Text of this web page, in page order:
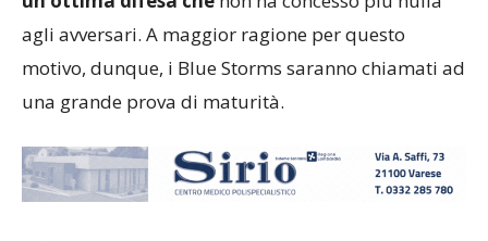
non ha concesso più nulla
agli avversari. A maggior ragione per questo
motivo, dunque, i Blue Storms saranno chiamati ad
una grande prova di maturità.